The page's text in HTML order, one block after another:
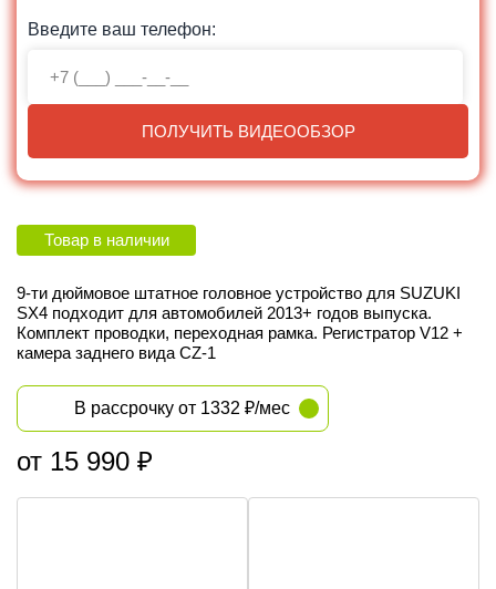
Введите ваш телефон:
ПОЛУЧИТЬ ВИДЕООБЗОР
Товар в наличии
9-ти дюймовое штатное головное устройство для SUZUKI
SX4 подходит для автомобилей 2013+ годов выпуска.
Комплект проводки, переходная рамка. Регистратор V12 +
камера заднего вида CZ-1
В рассрочку от 1332 ₽/мес
от 15 990 ₽